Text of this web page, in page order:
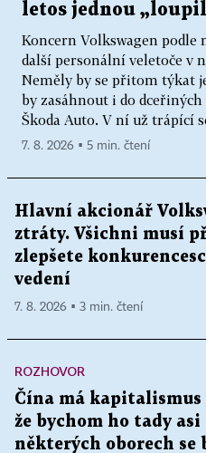
letos jednou
Koncern Volkswagen podle
další personální veletoče v
Neměly by se přitom týkat
by zasáhnout i do
Škoda Auto. V ní už trápící
7. 8. 2026 ▪ 5 min. čtení
Hlavní akcionář
ztráty. Všichni musí
zlepšete
vedení
7. 8. 2026 ▪ 3 min. čtení
ROZHOVOR
Čína má kapitalismus
že bychom ho tady
některých oborech se